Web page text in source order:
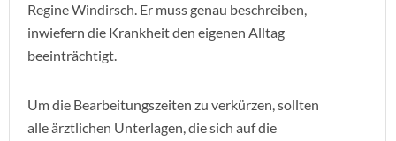
Regine Windirsch. Er muss genau beschreiben,
inwiefern die Krankheit den eigenen Alltag
beeinträchtigt.
Um die Bearbeitungszeiten zu verkürzen, sollten
alle ärztlichen Unterlagen, die sich auf die